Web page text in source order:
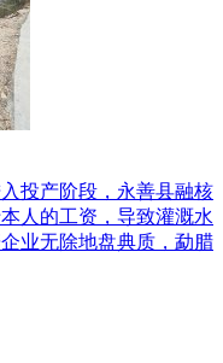
投产阶段，永善县融核
人的工资，导致灌溉水
业无除地盘典质，勐腊